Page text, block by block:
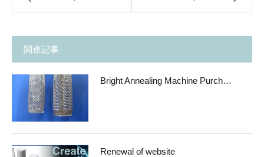
関連記事
Bright Annealing Machine Purch…
Renewal of website